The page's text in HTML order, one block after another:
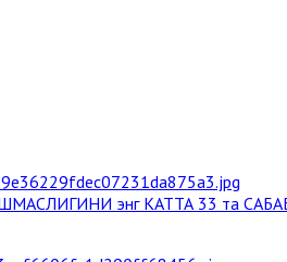
энг КАТТА 33 та